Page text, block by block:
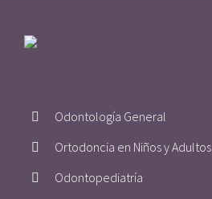
Odontología General
Ortodoncia en Niños y Adultos
Odontopediatría